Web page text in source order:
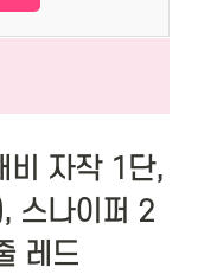
비 자작 1단,
스나이퍼 2
레드